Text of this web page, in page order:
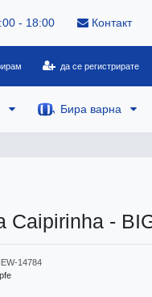
- 18:00 Контакт
да се регистрирате
Бира варна
Caipirinha -
14784